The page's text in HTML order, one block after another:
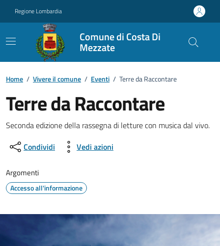
Regione Lombardia
Comune di Costa Di
Mezzate
Home / Vivere il comune / Eventi / Terre da Raccontare
Terre da Raccontare
Dettagli della notizia
Seconda edizione della rassegna di letture con musica dal vivo.
Condividi
Vedi azioni
Argomenti
Accesso all'informazione